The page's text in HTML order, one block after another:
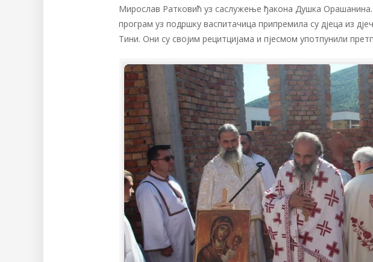
Мирослав Ратковић уз саслужење ђакона Душка
програм уз подршку васпитачица припремила су дјеца из
Тини. Они су својим рецитцијама и пјесмом употпунили